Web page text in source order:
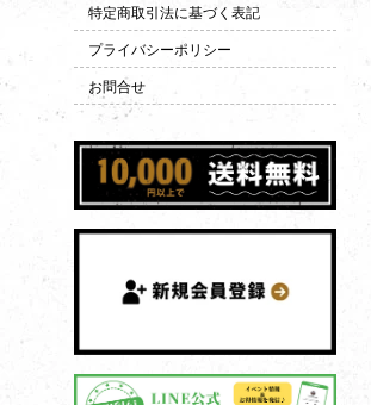
特定商取引法に基づく表記
プライバシーポリシー
お問合せ